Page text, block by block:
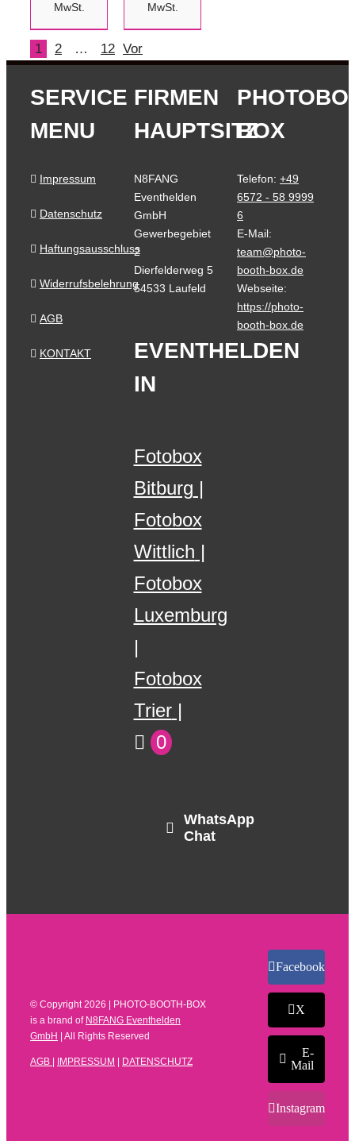
MwSt.
MwSt.
1 2 … 12 Vor
SERVICE
MENU
Impressum
Datenschutz
Haftungsausschluss
Widerrufsbelehrung
AGB
KONTAKT
FIRMEN
HAUPTSITZ
N8FANG
Eventhelden
GmbH
Gewerbegebiet
2
Dierfelderweg 5
54533 Laufeld
BOX
Telefon: +49
6572 - 58 9999
6
E-Mail:
team@photo-
booth-box.de
Webseite:
https://photo-
booth-box.de
EVENTHELDEN
IN
Fotobox
Bitburg
Fotobox
Wittlich
Fotobox
Luxemburg
Fotobox
Trier
0
WhatsApp
Chat
© Copyright2026 | PHOTO-BOOTH-BOX
is a brand of N8FANG Eventhelden
GmbH
| All Rights Reserved
AGB IMPRESSUM DATENSCHUTZ
Facebook
X
E-
Mail
Instagram